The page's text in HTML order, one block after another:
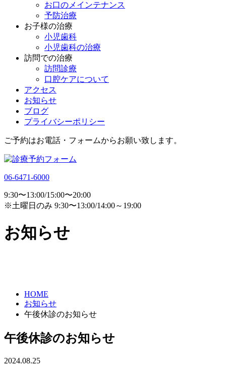
お口のメインテナンス
予防治療
お子様の治療
小児歯科
小児歯科の治療
訪問での治療
訪問診療
口腔ケアについて
アクセス
お知らせ
ブログ
プライバシーポリシー
ご予約はお電話・フォームからお願い致します。
06-6471-6000
9:30〜13:00/15:00〜20:00
※土曜日のみ 9:30〜13:00/14:00～19:00
お知らせ
HOME
お知らせ
午後休診のお知らせ
午後休診のお知らせ
2024.08.25